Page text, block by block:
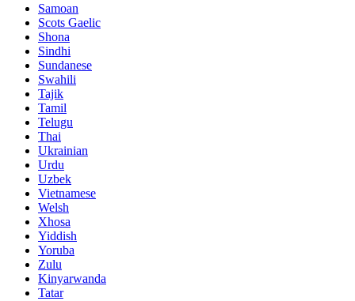
Samoan
Scots Gaelic
Shona
Sindhi
Sundanese
Swahili
Tajik
Tamil
Telugu
Thai
Ukrainian
Urdu
Uzbek
Vietnamese
Welsh
Xhosa
Yiddish
Yoruba
Zulu
Kinyarwanda
Tatar